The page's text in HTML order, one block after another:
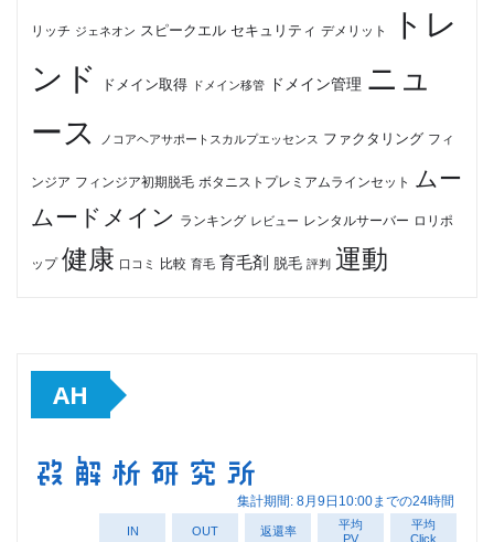
リッチ ジェネオン スピークエル セキュリティ デメリット
トレ
ンド
ドメイン取得 ドメイン移管 ドメイン管理 ニュ
ース
ノコアヘアサポートスカルプエッセンス ファクタリング フィ
ンジア フィンジア初期脱毛 ボタニストプレミアムラインセット ムー
ムードメイン ランキング レビュー レンタルサーバー ロリポ
ップ 健康 口コミ 比較 育毛 育毛剤 脱毛 評判 運動
AH